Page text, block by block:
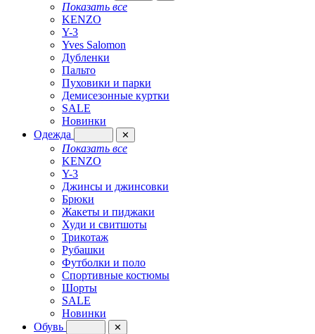
Показать все
KENZO
Y-3
Yves Salomon
Дубленки
Пальто
Пуховики и парки
Демисезонные куртки
SALE
Новинки
Одежда
✕
Показать все
KENZO
Y-3
Джинсы и джинсовки
Брюки
Жакеты и пиджаки
Худи и свитшоты
Трикотаж
Рубашки
Футболки и поло
Спортивные костюмы
Шорты
SALE
Новинки
Обувь
✕